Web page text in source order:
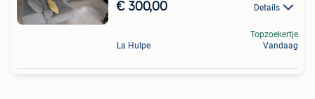
€ 300,00 Details
La Hulpe
Topzoekertje
Vandaag